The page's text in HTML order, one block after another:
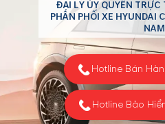
cộng
hàng
ĐẠI LÝ ỦY QUYỀN TRỰC
PHÂN PHỐI XE HYUNDAI
NAM
Hotline Bán
Hotline Bảo